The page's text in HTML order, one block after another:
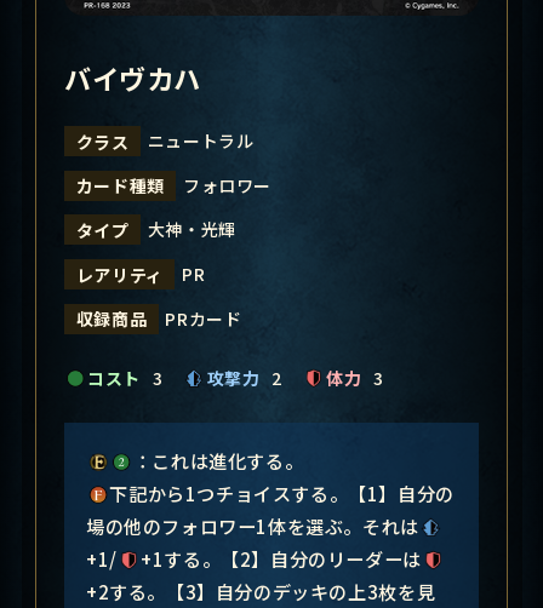
バイヴカハ
クラス
ニュートラル
カード種類
フォロワー
タイプ
大神・光輝
レアリティ
PR
収録商品
PRカード
コスト 3 攻撃力 2 体力 3
：これは進化する。
下記から1つチョイスする。【1】自分の
場の他のフォロワー1体を選ぶ。それは
+1/
+1する。【2】自分のリーダーは
+2する。【3】自分のデッキの上3枚を見